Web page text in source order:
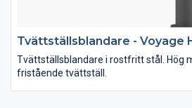
Tvättställsblandare - Voyage
Tvättställsblandare i rostfritt stål. Hög
fristående tvättställ.